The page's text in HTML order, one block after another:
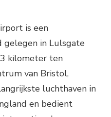
is een
gelegen in Lulsgate
kilometer ten
van Bristol,
luchthaven in
en bedient